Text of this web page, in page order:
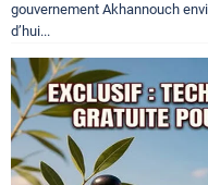
gouvernement Akhannouch
d’hui...